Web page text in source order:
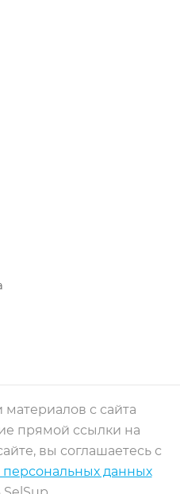
с сайта
прямой ссылки на
вы соглашаетесь с
данных